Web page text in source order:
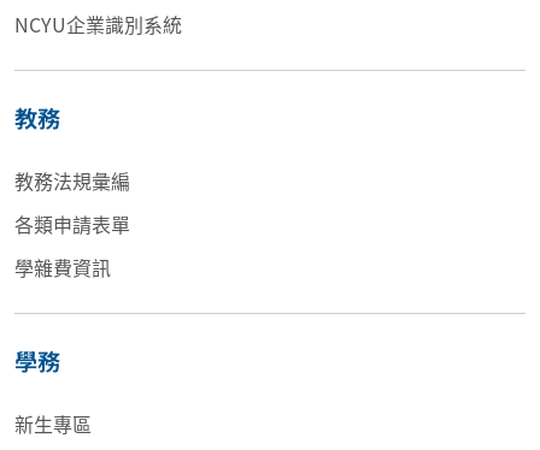
NCYU企業識別系統
教務
教務法規彙編
各類申請表單
學雜費資訊
學務
新生專區